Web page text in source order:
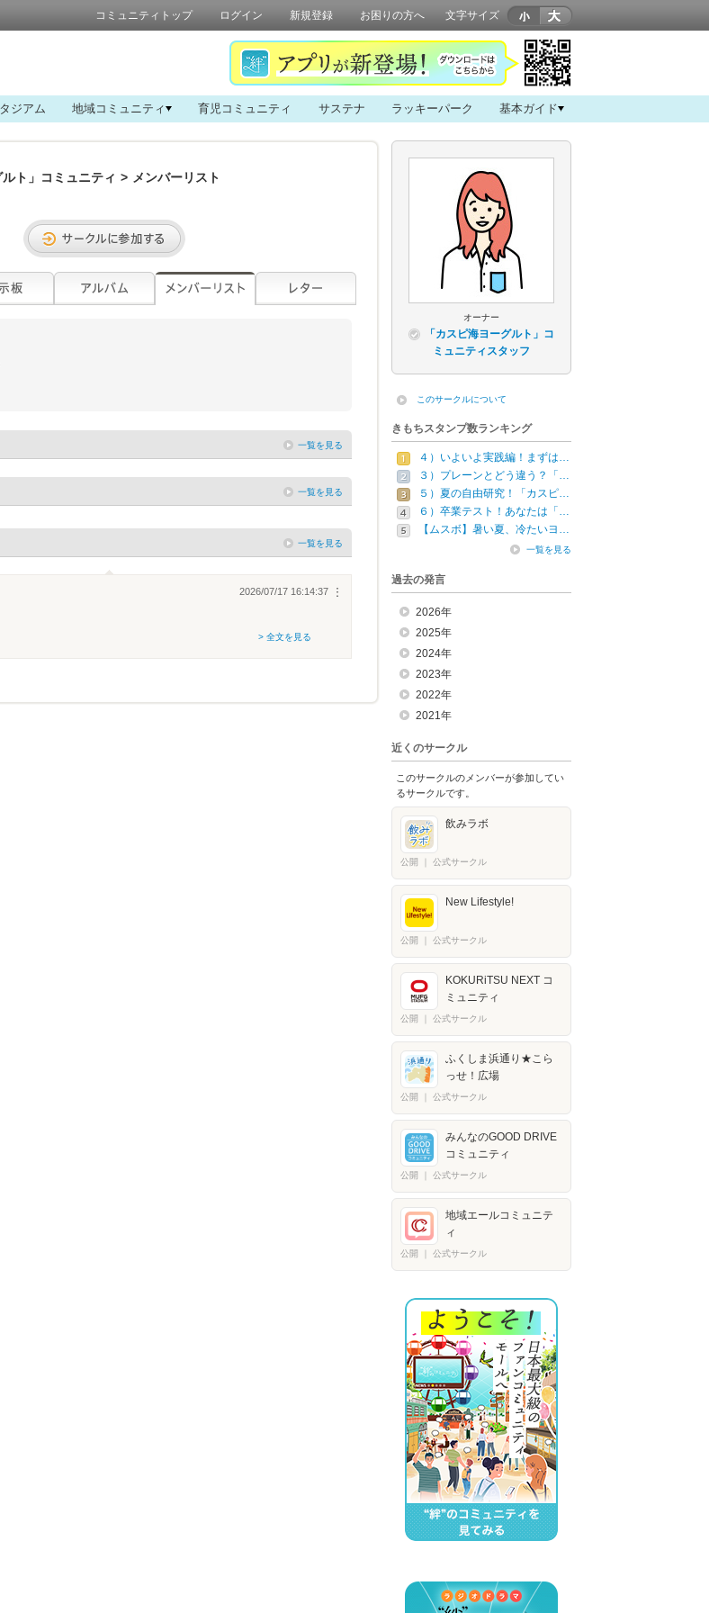
コミュニティトップ ログイン 新規登録 お困りの方へ 文字サイズ
ジアム 地域コミュニティ 育児コミュニティ サステナ ラッキーパーク 基本ガイド
ルト」コミュニティ > メンバーリスト
一覧を見る
一覧を見る
一覧を見る
︙
2026/07/17 16:14:37
> 全文を見る
オーナー
「カスピ海ヨーグルト」コ
ミュニティスタッフ
このサークルについて
きもちスタンプ数ランキング
４）いよいよ実践編！まずは…
３）プレーンとどう違う？「…
５）夏の自由研究！「カスピ…
６）卒業テスト！あなたは「…
【ムスボ】暑い夏、冷たいヨ…
一覧を見る
過去の発言
2026年
2025年
2024年
2023年
2022年
2021年
近くのサークル
このサークルのメンバーが参加してい
るサークルです。
飲みラボ
公開 公式サークル
New Lifestyle!
公開 公式サークル
KOKURiTSU NEXT コ
ミュニティ
公開 公式サークル
ふくしま浜通り★こら
っせ！広場
公開 公式サークル
みんなのGOOD DRIVE
コミュニティ
公開 公式サークル
地域エールコミュニテ
ィ
公開 公式サークル